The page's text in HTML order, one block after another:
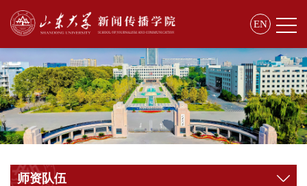
EN
师资队伍